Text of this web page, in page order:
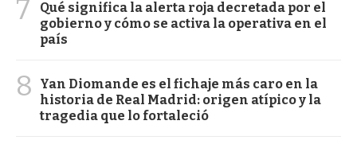
7
Qué significa la alerta roja decretada por el
gobierno y cómo se activa la operativa en el
país
8
Yan Diomande es el fichaje más caro en la
historia de Real Madrid: origen atípico y la
tragedia que lo fortaleció